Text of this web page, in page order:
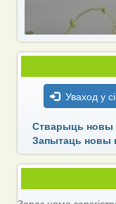
Уваход у
Стварыць новы
Запытаць новы